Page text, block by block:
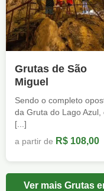
Grutas de São
Miguel
Sendo o completo
da Gruta do Lago Azul,
[...]
a partir de R$ 108,00
Ver mais Grutas